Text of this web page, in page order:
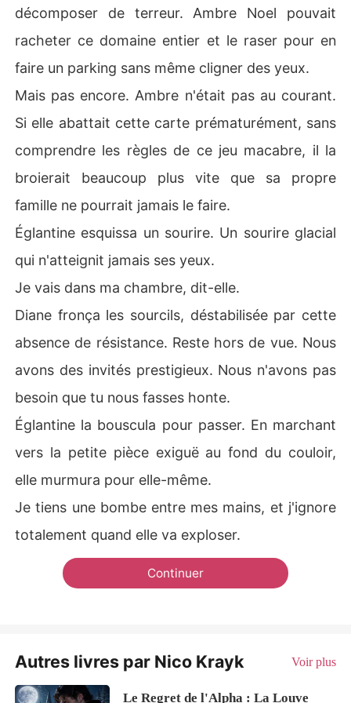
décomposer de terreur. Ambre Noel pouvait
racheter ce domaine entier et le raser pour en
faire un parking sans même cligner des yeux.
Mais pas encore. Ambre n'était pas au courant.
Si elle abattait cette carte prématurément, sans
comprendre les règles de ce jeu macabre, il la
broierait beaucoup plus vite que sa propre
famille ne pourrait jamais le faire.
Églantine esquissa un sourire. Un sourire glacial
qui n'atteignit jamais ses yeux.
Je vais dans ma chambre, dit-elle.
Diane fronça les sourcils, déstabilisée par cette
absence de résistance. Reste hors de vue. Nous
avons des invités prestigieux. Nous n'avons pas
besoin que tu nous fasses honte.
Églantine la bouscula pour passer. En marchant
vers la petite pièce exiguë au fond du couloir,
elle murmura pour elle-même.
Je tiens une bombe entre mes mains, et j'ignore
totalement quand elle va exploser.
Continuer
Autres livres par Nico Krayk Voir plus
Le Regret de l'Alpha : La Louve